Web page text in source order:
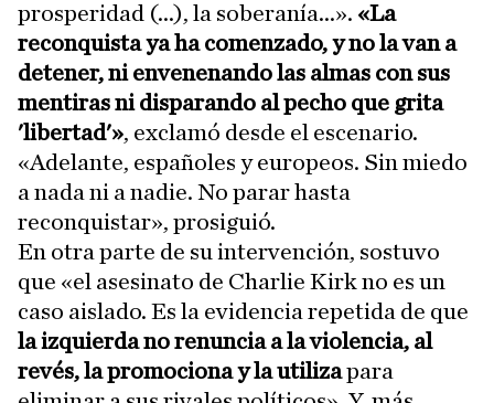
prosperidad (...), la soberanía...». «La
reconquista ya ha comenzado, y no la van a
detener, ni envenenando las almas con sus
mentiras ni disparando al pecho que grita
'libertad'», exclamó desde el escenario.
«Adelante, españoles y europeos. Sin miedo
a nada ni a nadie. No parar hasta
reconquistar», prosiguió.
En otra parte de su intervención, sostuvo
que «el asesinato de Charlie Kirk no es un
caso aislado. Es la evidencia repetida de que
la izquierda no renuncia a la violencia, al
revés, la promociona y la utilizapara